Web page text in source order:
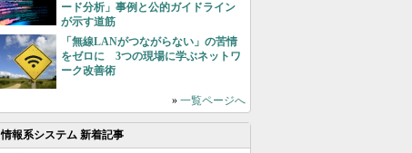
ード分析」事例と公的ガイドライン
が示す道筋
「無線LANがつながらない」の苦情
をゼロに 3つの現場に学ぶネットワ
ーク改善術
» 一覧ページへ
情報系システム 新着記事